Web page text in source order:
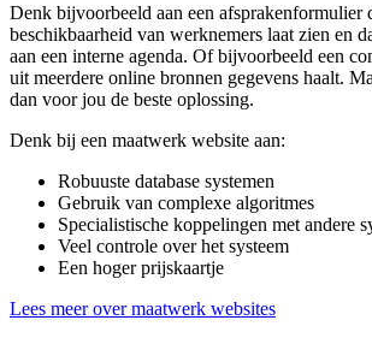
Denk bijvoorbeeld aan een afsprakenformulier
beschikbaarheid van werknemers laat zien en
aan een interne agenda. Of bijvoorbeeld een
uit meerdere online bronnen gegevens haalt.
dan voor jou de beste oplossing.
Denk bij een maatwerk website aan:
Robuuste database systemen
Gebruik van complexe algoritmes
Specialistische koppelingen met andere
Veel controle over het systeem
Een hoger prijskaartje
Lees meer over maatwerk websites